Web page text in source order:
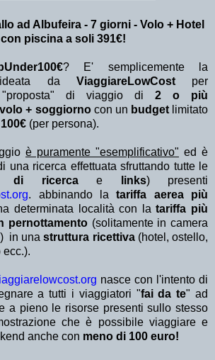
ad Albufeira - 7 giorni - Volo + Hotel
piscina a soli 391€!
? E' semplicemente la
ideata da ViaggiareLowCost per
"proposta" di viaggio di 2 o più
volo + soggiornocon un budget limitato
(per persona).
è puramente "esemplificativo" ed è
una ricerca effettuata sfruttando tutte le
di ricerca e links) presenti
. abbinando la tariffa aerea più
determinata località con latariffa più
pernottamento (solitamente in camera
in unastruttura ricettiva(hotel, ostello,
ecc.).
nasce con l'intento di
a tutti i viaggiatori "fai da te" ad
a pieno le risorse presenti sullo stesso
che è possibile viaggiare e
anche con meno di 100 euro!